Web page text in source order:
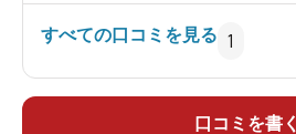
すべての口コミを見る 1
口コミを書く